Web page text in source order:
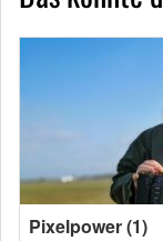
Pixelpower (1)